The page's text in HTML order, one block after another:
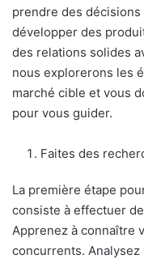
prendre des
développer des
des relations solides
nous explorerons les
marché cible et vous
pour vous guider.
Faites des
La première étape
consiste à effectuer
Apprenez à connaître
concurrents.